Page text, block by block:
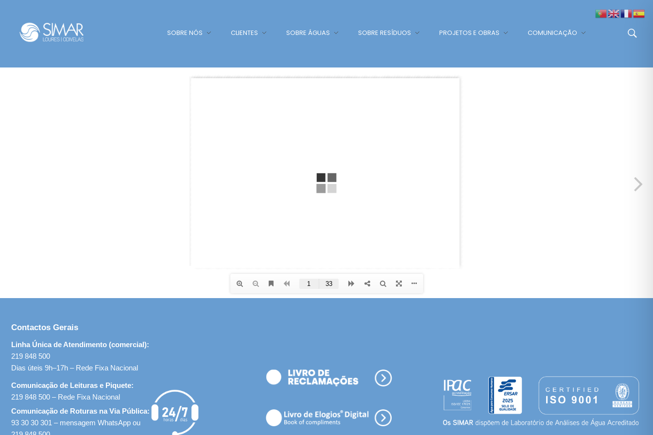
SOBRE NÓS CLIENTES SOBRE ÁGUAS SOBRE RESÍDUOS PROJETOS E OBRAS COMUNICAÇÃO
Contactos Gerais
Linha Única de Atendimento (comercial):
219 848 500
Dias úteis 9h–17h – Rede Fixa Nacional
Comunicação de Leituras e Piquete:
219 848 500 – Rede Fixa Nacional
Comunicação de Roturas na Via Pública:
93 30 30 301 – mensagem WhatsApp ou